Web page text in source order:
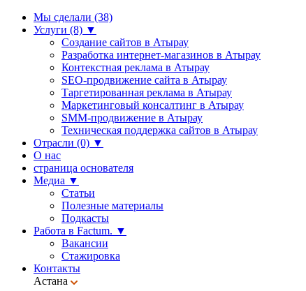
Мы сделали (38)
Услуги (8) ▼
Создание сайтов в Атырау
Разработка интернет-магазинов в Атырау
Контекстная реклама в Атырау
SEO-продвижение сайта в Атырау
Таргетированная реклама в Атырау
Маркетинговый консалтинг в Атырау
SMM-продвижение в Атырау
Техническая поддержка сайтов в Атырау
Отрасли (0) ▼
О нас
страница основателя
Медиа ▼
Статьи
Полезные материалы
Подкасты
Работа в Factum. ▼
Вакансии
Стажировка
Контакты
Астана